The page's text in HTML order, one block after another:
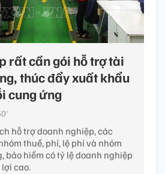
rất cần gói hỗ trợ tài
thúc đẩy xuất khẩu
cung ứng
hỗ trợ doanh nghiệp, các
thuế, phí, lệ phí và nhóm
bảo hiểm có tỷ lệ doanh nghiệp
cao.